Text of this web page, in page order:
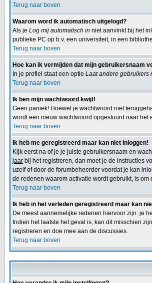
Terug naar boven
Waarom word ik automatisch uitgelogd?
Als je Log mij automatisch in niet aanvinkt bij het
publieke PC op b.v. een universiteit, in een
Terug naar boven
Hoe kan ik vermijden dat mijn gebruikersnaam
In je profiel staat een optie Laat andere gebruikers
Terug naar boven
Ik ben mijn wachtwoord kwijt!
Geen paniek! Hoewel je wachtwoord niet
wordt een nieuw wachtwoord opgestuurd naar het
Terug naar boven
Ik heb me geregistreerd maar kan niet inloggen!
Kijk eerst na of je je juiste gebruikersnaam en
jaar bij het registreren, dan moet je de instructies
uzelf of door de forumbeheerder voordat je kan
de redenen waarom activatie wordt gebruikt, is
Terug naar boven
Ik heb in het verleden geregistreerd maar kan
De meest aannemelijke redenen hiervoor zijn: je
Indien het laatste het geval is, kan dit misschien
registreren en doe mee aan de discussies.
Terug naar boven